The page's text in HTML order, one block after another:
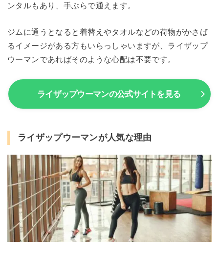
ンタルもあり、手ぶらで通えます。
ジムに通うとなると着替えやタオルなどの荷物がかさば
るイメージがある方もいらっしゃいますが、ライザップ
ウーマンであればそのような心配は不要です。
ライザップウーマンの公式サイトを見る
ライザップウーマンが人気な理由